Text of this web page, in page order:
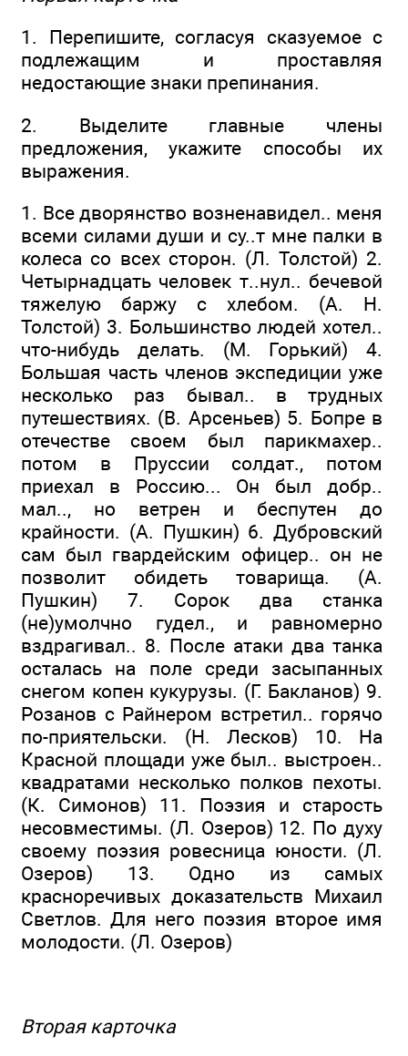
1. Перепишите, согласуя сказуемое с
подлежащим и проставляя
недостающие знаки препинания.
2. Выделите главные члены
предложения, укажите способы их
выражения.
1. Все дворянство возненавидел.. меня
всеми силами души и су..т мне палки в
колеса со всех сторон. (Л. Толстой) 2.
Четырнадцать человек т..нул.. бечевой
тяжелую баржу с хлебом. (А. Н.
Толстой) 3. Большинство людей хотел..
что-нибудь делать. (М. Горький) 4.
Большая часть членов экспедиции уже
несколько раз бывал.. в трудных
путешествиях. (В. Арсеньев) 5. Бопре в
отечестве своем был парикмахер..
потом в Пруссии солдат., потом
приехал в Россию... Он был добр..
мал.., но ветрен и беспутен до
крайности. (А. Пушкин) 6. Дубровский
сам был гвардейским офицер.. он не
позволит обидеть товарища. (А.
Пушкин) 7. Сорок два станка
(не)умолчно гудел., и равномерно
вздрагивал.. 8. После атаки два танка
осталась на поле среди засыпанных
снегом копен кукурузы. (Г. Бакланов) 9.
Розанов с Райнером встретил.. горячо
по-приятельски. (Н. Лесков) 10. На
Красной площади уже был.. выстроен..
квадратами несколько полков пехоты.
(К. Симонов) 11. Поэзия и старость
несовместимы. (Л. Озеров) 12. По духу
своему поэзия ровесница юности. (Л.
Озеров) 13. Одно из самых
красноречивых доказательств Михаил
Светлов. Для него поэзия второе имя
молодости. (Л. Озеров)
Вторая карточка